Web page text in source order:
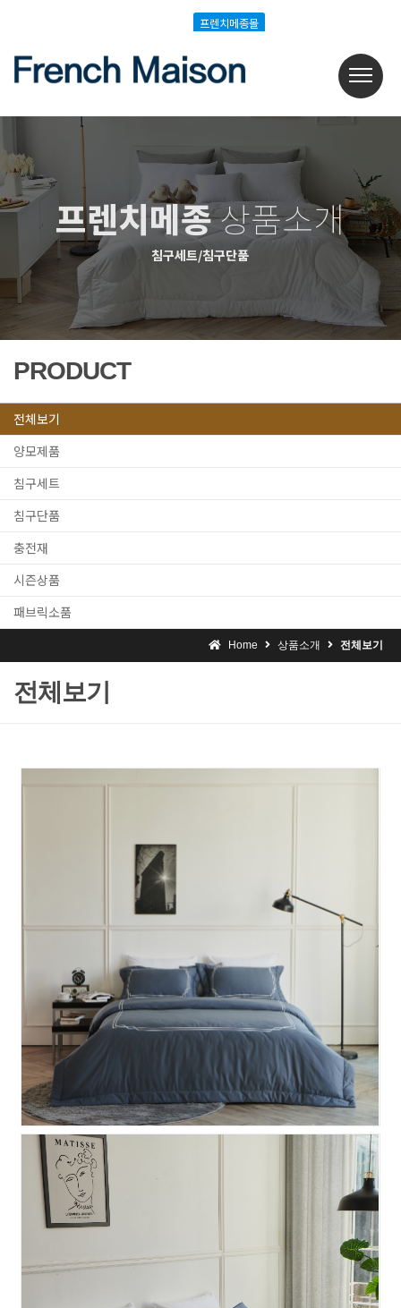
프렌치메종몰
프렌치메종상품소개
침구세트/침구단품
PRODUCT
전체보기
양모제품
침구세트
침구단품
충전재
시즌상품
패브릭소품
Home 상품소개 전체보기
전체보기
이본 모달 듀벳세트